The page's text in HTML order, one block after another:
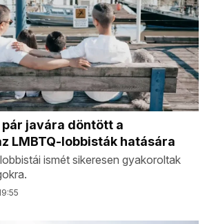
javára döntött a
LMBTQ-lobbisták hatására
ismét sikeresen gyakoroltak